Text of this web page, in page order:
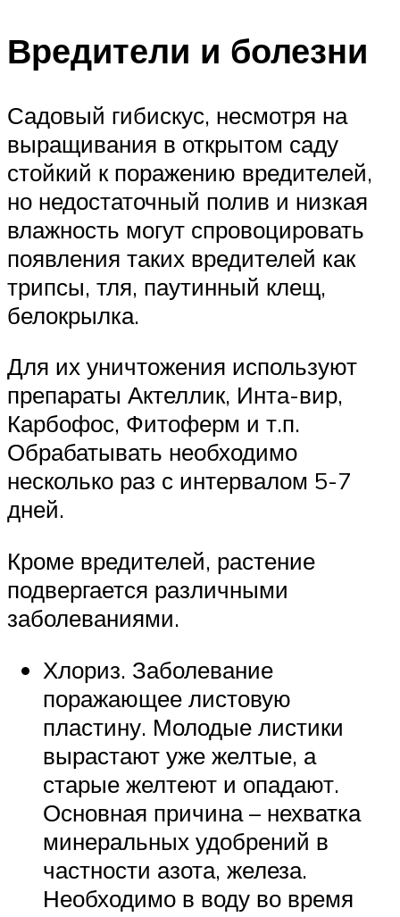
Вредители и болезни
Садовый гибискус, несмотря на
выращивания в открытом саду
стойкий к поражению вредителей,
но недостаточный полив и низкая
влажность могут спровоцировать
появления таких вредителей как
трипсы, тля, паутинный клещ,
белокрылка.
Для их уничтожения используют
препараты Актеллик, Инта-вир,
Карбофос, Фитоферм и т.п.
Обрабатывать необходимо
несколько раз с интервалом 5-7
дней.
Кроме вредителей, растение
подвергается различными
заболеваниями.
Хлориз. Заболевание
поражающее листовую
пластину. Молодые листики
вырастают уже желтые, а
старые желтеют и опадают.
Основная причина – нехватка
минеральных удобрений в
частности азота, железа.
Необходимо в воду во время